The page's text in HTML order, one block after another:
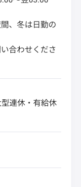
、冬は日勤の
合わせくださ
連休・有給休